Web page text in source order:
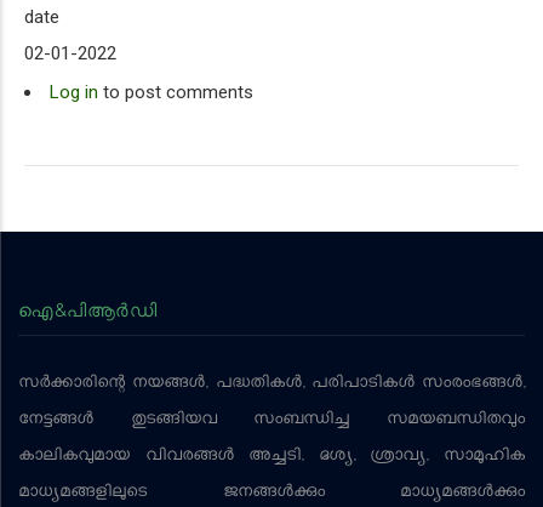
date
02-01-2022
Log in to post comments
ഐ&പിആര്‍ഡി
സര്‍ക്കാരിന്റെ നയങ്ങള്‍, പദ്ധതികള്‍, പരിപാടികള്‍ സംരംഭങ്ങള്‍,
നേട്ടങ്ങള്‍ തുടങ്ങിയവ സംബന്ധിച്ച സമയബന്ധിതവും
കാലികവുമായ വിവരങ്ങള്‍ അച്ചടി, ദൃശ്യ, ശ്രാവ്യ, സാമൂഹിക
മാധ്യമങ്ങളിലൂടെ ജനങ്ങള്‍ക്കും മാധ്യമങ്ങള്‍ക്കും